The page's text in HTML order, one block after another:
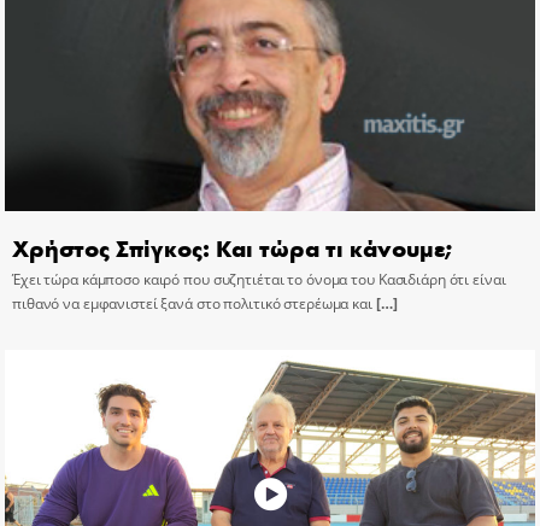
Χρήστος Σπίγκος: Και τώρα τι κάνουμε;
Έχει τώρα κάμποσο καιρό που συζητιέται το όνομα του Κασιδιάρη ότι είναι
πιθανό να εμφανιστεί ξανά στο πολιτικό στερέωμα και[…]